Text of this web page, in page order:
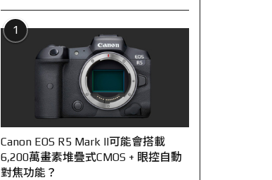
1
Canon EOS R5 Mark II可能會搭載
6,200萬畫素堆疊式CMOS + 眼控自動
對焦功能？